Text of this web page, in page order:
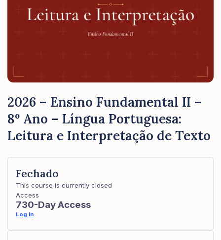
2026 – Ensino Fundamental II –
8º Ano – Língua Portuguesa:
Leitura e Interpretação de Texto
Fechado
This course is currently closed
Access
730-Day Access
Log In